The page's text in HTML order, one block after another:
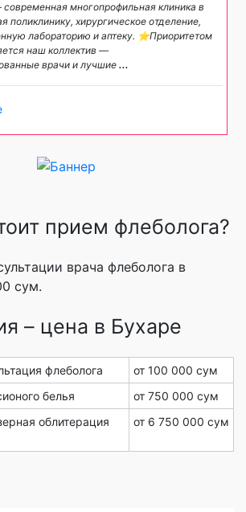
современная многопрофильная клиника в
поликлинику, хирургическое отделение,
лабораторию и аптеку. ⭐️Приоритетом
наш коллектив —
врачи и лучшие ...
прием флеболога?
врача флеболога в
сум.
– цена в Бухаре
флеболога
от 100 000 сум
белья
от 750 000 сум
облитерация
от 6 750 000 сум